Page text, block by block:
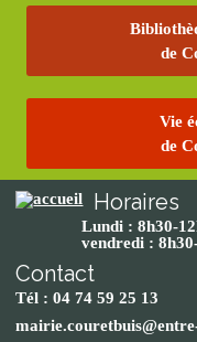
de
Vie
de
Horaires
Lundi : 8h30-
vendredi :
Contact
Tél : 04 74 59 25 13